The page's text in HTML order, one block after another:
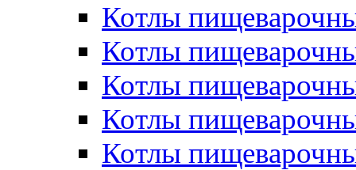
Котлы
Котлы
Котлы
Котлы
Котлы